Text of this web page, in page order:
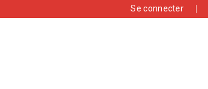
Se connecter